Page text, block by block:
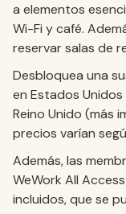
a elementos
Wi-Fi y café.
reservar salas de
Desbloquea una
en Estados
Reino Unido (más
precios varían
Además, las
WeWork All
incluidos, que se